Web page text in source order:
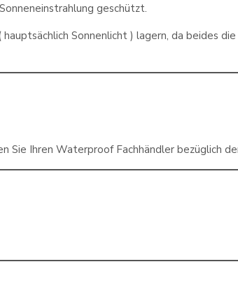
geschützt.
Sonnenlicht ) lagern, da beides
Sie Ihren Waterproof Fachhändler bezüglich